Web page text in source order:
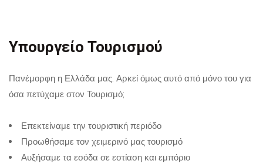
Υπουργείο Τουρισμού
Πανέμορφη η Ελλάδα μας. Αρκεί όμως αυτό από μόνο του για
όσα πετύχαμε στον Τουρισμό;
Επεκτείναμε την τουριστική περιόδο
Προωθήσαμε τον χειμερινό μας τουρισμό
Αυξήσαμε τα εσόδα σε εστίαση και εμπόριο